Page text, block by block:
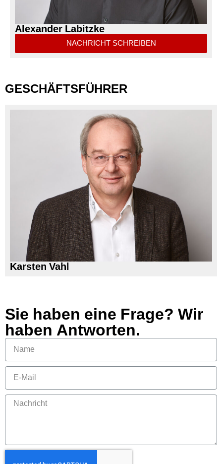
Alexander Labitzke
NACHRICHT SCHREIBEN
GESCHÄFTSFÜHRER
Karsten Vahl
Sie haben eine Frage? Wir
haben Antworten.